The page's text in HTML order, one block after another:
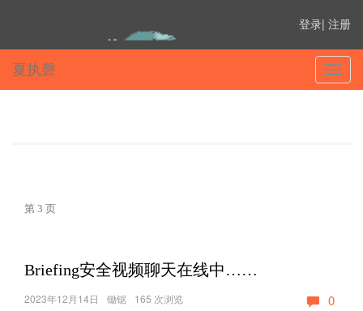
登录| 注册
切
换
夏执磬
第 3 页
Briefing安全视频聊天在线中……
2023年12月14日 锄锯 165 次浏览 0